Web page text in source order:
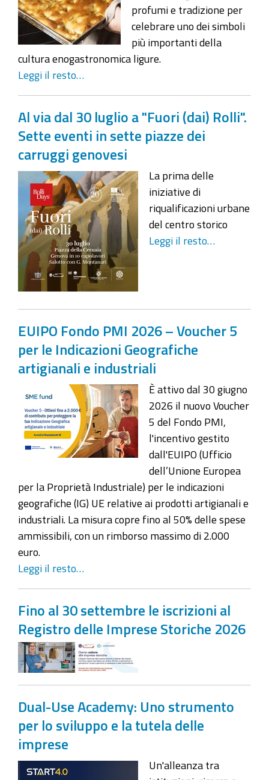
profumi e tradizione per
celebrare uno dei simboli
più importanti della
cultura enogastronomica ligure.
Leggi il resto…
Al via dal 30 luglio a "Fuori (dai) Rolli".
Sette eventi in sette piazze dei
carruggi genovesi
La prima delle
iniziative di
riqualificazioni urbane
del centro storico
Leggi il resto…
EUIPO Fondo PMI 2026 – Voucher 5
per le Indicazioni Geografiche
artigianali e industriali
È attivo dal 30 giugno
2026 il nuovo Voucher
5 del Fondo PMI,
l'incentivo gestito
dall'EUIPO (Ufficio
dell’Unione Europea
per la Proprietà Industriale) per le indicazioni
geografiche (IG) UE relative ai prodotti artigianali e
industriali. La misura copre fino al 50% delle spese
ammissibili, con un rimborso massimo di 2.000
euro.
Leggi il resto…
Fino al 30 settembre le iscrizioni al
Registro delle Imprese Storiche 2026
Dual-Use Academy: Uno strumento
per lo sviluppo e la tutela delle
imprese
Un'alleanza tra